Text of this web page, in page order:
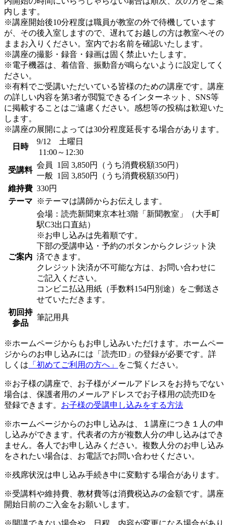
内します。
※講座開始後10分程度は職員が教室の外で待機しています
が、その後入室しますので、遅れてお越しの方は教室へその
ままお入りください。室内でお名前を確認いたします。
※講座の撮影・録音・録画は固く禁止いたします。
※電子機器は、着信音、振動音が鳴らないように設定してく
ださい。
※有料でご受講いただいている皆様のための講座です。講座
の詳しい内容を第3者が閲覧できるインターネット、SNS等
に掲載することはご遠慮ください。感想等の投稿は歓迎いた
します。
※講座の展開によっては30分程度延長する場合があります。
日時
9/12 土曜日
11:00～12:30
受講料
会員
1回 3,850円（うち消費税額350円）
一般 1回 3,850円（うち消費税額350円）
維持費 330円
テーマ
※テーマは講師からお伝えします。
ご案内
会場：読売新聞東京本社3階「新聞教室」（大手町
駅C3出口直結）
※お申し込みは先着順です。
下部の受講申込・予約のボタンからクレジット決
済できます。
クレジット決済が不可能な方は、お問い合わせに
ご記入ください。
コンビニ払込用紙（手数料154円別途）をご郵送さ
せていただきます。
初回持
参品
筆記用具
※ホームページからもお申し込みいただけます。ホームペー
ジからのお申し込みには「読売ID」の登録が必要です。詳
しくは 「初めてご利用の方へ」 をご覧ください。
※お子様の講座で、お子様がメールアドレスをお持ちでない
場合は、保護者用のメールアドレスでお子様用の読売IDを
登録できます。 お子様の受講申し込みをする方法
※ホームページからのお申し込みは、１講座につき１人の申
し込みができます。代表者の方が複数人分の申し込みはでき
ません。各人でお申し込みください。複数人分のお申し込み
をされたい場合は、お電話でお問い合わせください。
※残席状況は申し込み手続き中に変動する場合があります。
※受講料や維持費、教材費等は消費税込みの金額です。講座
開始日前のご入金をお願いします。
※開講できない場合や、日程、内容が変更になる場合があり